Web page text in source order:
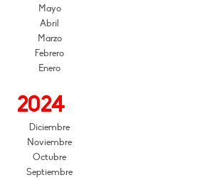
Mayo
Abril
Marzo
Febrero
Enero
2024
Diciembre
Noviembre
Octubre
Septiembre